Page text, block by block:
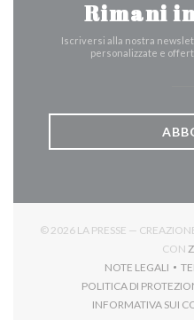
Rimani
Iscriversi alla nostra
personalizzate e
© 2026 LA PRESSE —
CON
NOTE LEGALI
((APRE
POLITICA DI
INFORMATIVA SUI